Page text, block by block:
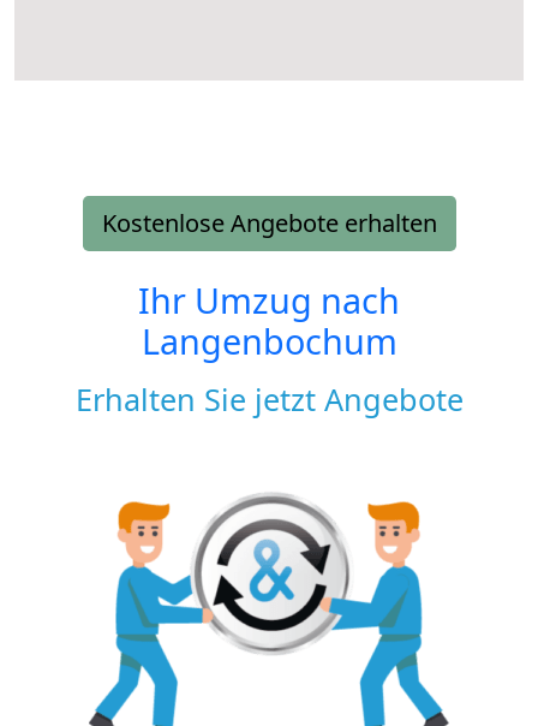
Kostenlose Angebote erhalten
Ihr Umzug nach
Langenbochum
Erhalten Sie jetzt Angebote